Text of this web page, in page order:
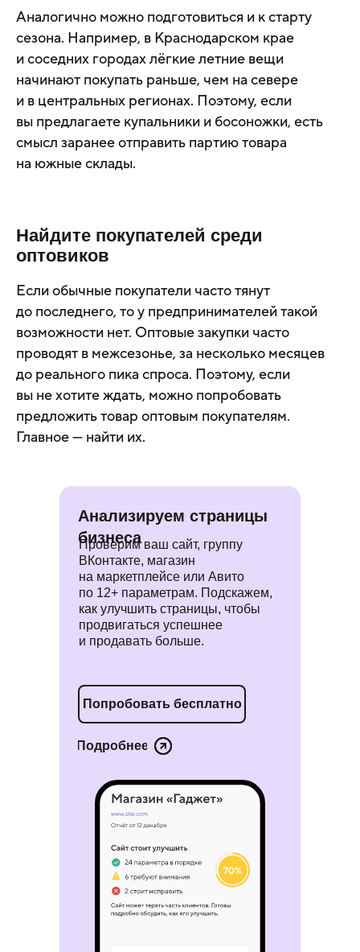
Аналогично можно подготовиться и к старту
сезона. Например, в Краснодарском крае
и соседних городах лёгкие летние вещи
начинают покупать раньше, чем на севере
и в центральных регионах. Поэтому, если
вы предлагаете купальники и босоножки, есть
смысл заранее отправить партию товара
на южные склады.
Найдите покупателей среди
оптовиков
Если обычные покупатели часто тянут
до последнего, то у предпринимателей такой
возможности нет. Оптовые закупки часто
проводят в межсезонье, за несколько месяцев
до реального пика спроса. Поэтому, если
вы не хотите ждать, можно попробовать
предложить товар оптовым покупателям.
Главное — найти их.
Анализируем страницы
бизнеса
Проверим ваш сайт, группу
ВКонтакте, магазин
на маркетплейсе или Авито
по 12+ параметрам. Подскажем,
как улучшить страницы, чтобы
продвигаться успешнее
и продавать больше.
Попробовать бесплатно
Подробнее